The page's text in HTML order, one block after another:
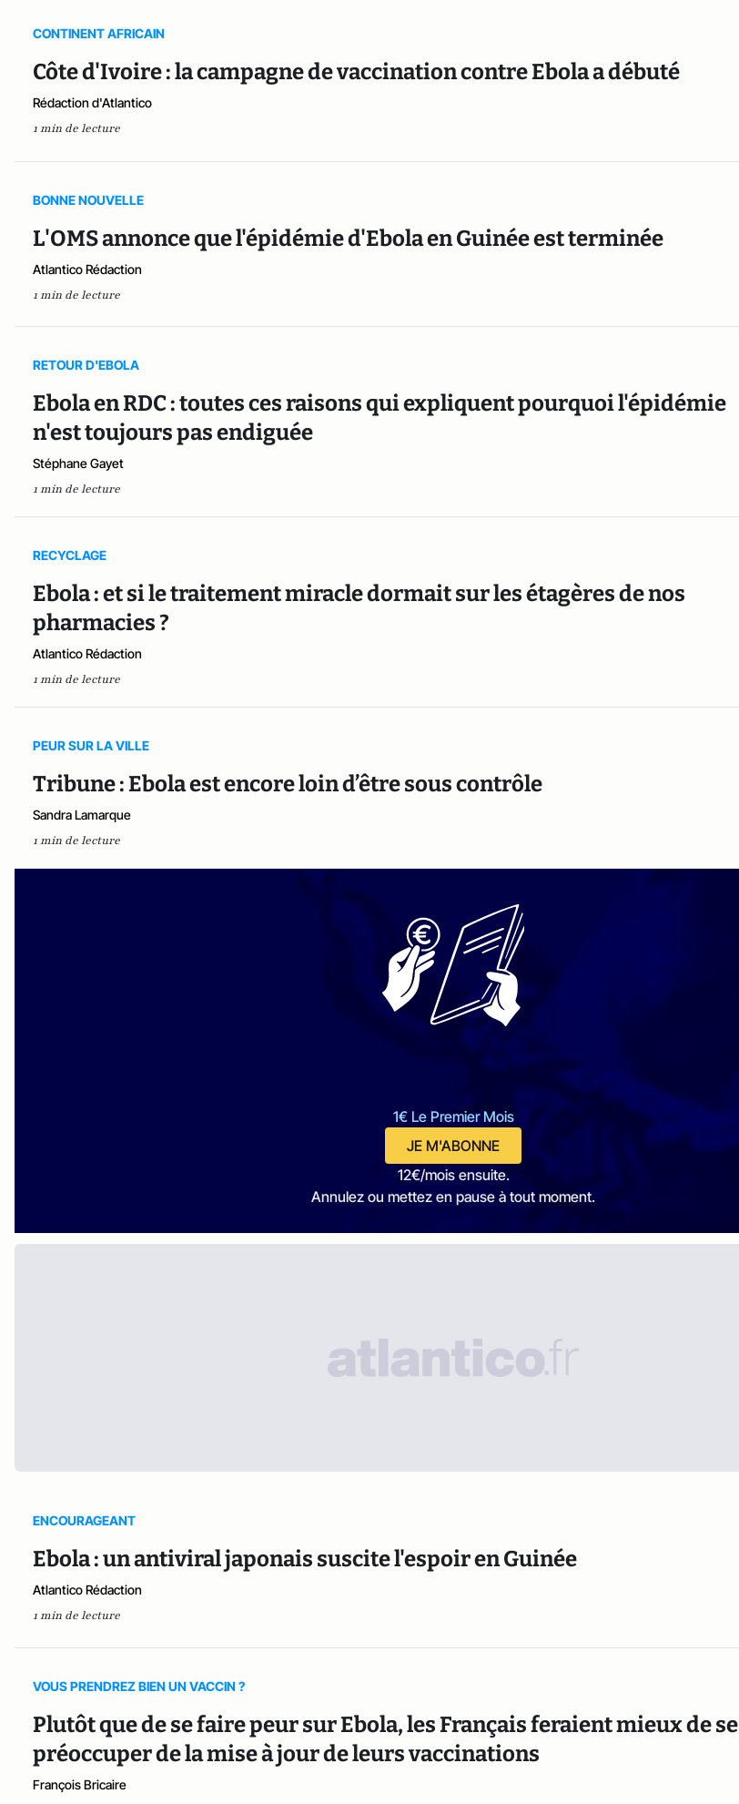
CONTINENT AFRICAIN
Côte d'Ivoire : la campagne de vaccination contre Ebola a débuté
Rédaction d'Atlantico
1 min de lecture
BONNE NOUVELLE
L'OMS annonce que l'épidémie d'Ebola en Guinée est terminée
Atlantico Rédaction
1 min de lecture
RETOUR D'EBOLA
Ebola en RDC : toutes ces raisons qui expliquent pourquoi l'épidémie
n'est toujours pas endiguée
Stéphane Gayet
1 min de lecture
RECYCLAGE
Ebola : et si le traitement miracle dormait sur les étagères de nos
pharmacies ?
Atlantico Rédaction
1 min de lecture
PEUR SUR LA VILLE
Tribune : Ebola est encore loin d’être sous contrôle
Sandra Lamarque
1 min de lecture
1€ Le Premier Mois
JE M'ABONNE
12€/mois ensuite.
Annulez ou mettez en pause à tout moment.
ENCOURAGEANT
Ebola : un antiviral japonais suscite l'espoir en Guinée
Atlantico Rédaction
1 min de lecture
VOUS PRENDREZ BIEN UN VACCIN ?
Plutôt que de se faire peur sur Ebola, les Français feraient mieux de se
préoccuper de la mise à jour de leurs vaccinations
François Bricaire